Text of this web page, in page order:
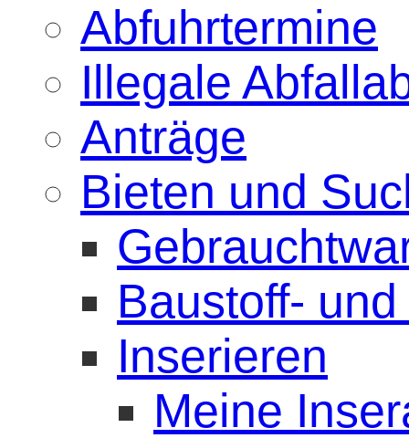
Abfuhrtermine
Illegale
Anträge
Bieten und
Baustoff-
Inserieren
Meine